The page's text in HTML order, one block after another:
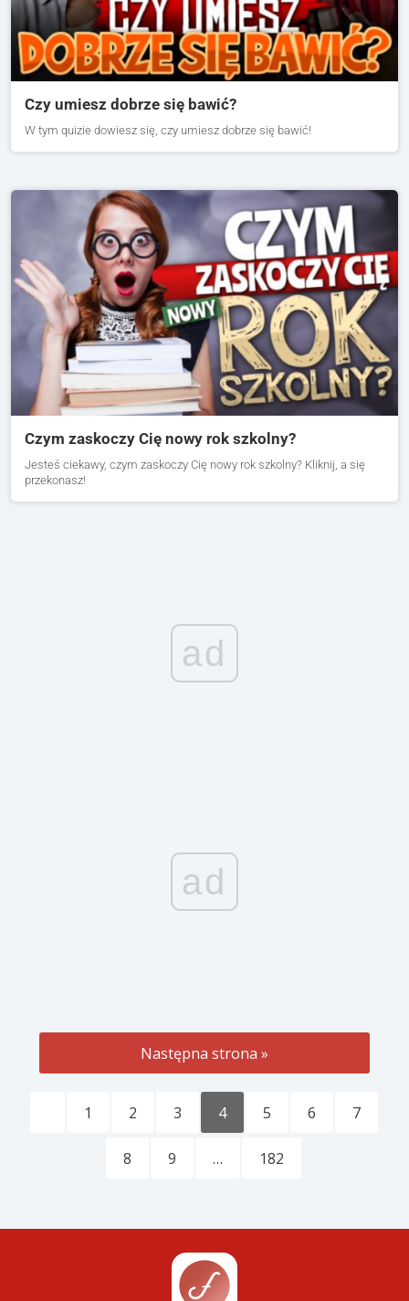
Czy umiesz dobrze się bawić?
W tym quizie dowiesz się, czy umiesz dobrze się bawić!
Czym zaskoczy Cię nowy rok szkolny?
Jesteś ciekawy, czym zaskoczy Cię nowy rok szkolny? Kliknij, a się
przekonasz!
ad
ad
Następna strona »
1 2 3 4 5 6 7
8 9 … 182